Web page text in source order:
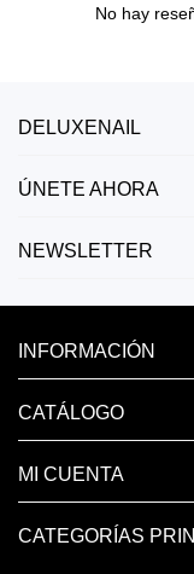
No hay
DELUXENAIL
ÚNETE AHORA
NEWSLETTER
INFORMACIÓN
CATÁLOGO
MI CUENTA
CATEGORÍAS